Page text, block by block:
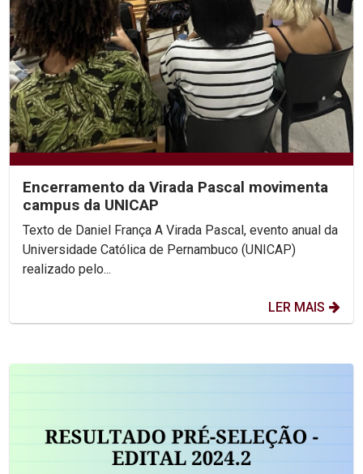
Encerramento da Virada Pascal movimenta
campus da UNICAP
Texto de Daniel França A Virada Pascal, evento anual da
Universidade Católica de Pernambuco (UNICAP)
realizado pelo...
LER MAIS